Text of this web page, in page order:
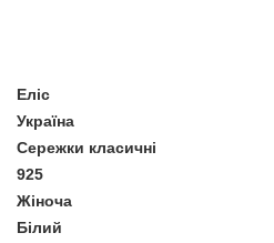
Еліс
Україна
Сережки класичні
925
Жіноча
Білий